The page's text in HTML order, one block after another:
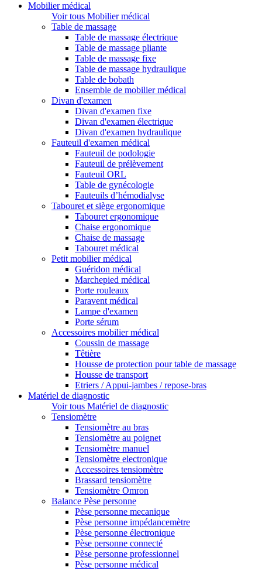
Mobilier médical
Voir tous Mobilier médical
Table de massage
Table de massage électrique
Table de massage pliante
Table de massage fixe
Table de massage hydraulique
Table de bobath
Ensemble de mobilier médical
Divan d'examen
Divan d'examen fixe
Divan d'examen électrique
Divan d'examen hydraulique
Fauteuil d'examen médical
Fauteuil de podologie
Fauteuil de prélèvement
Fauteuil ORL
Table de gynécologie
Fauteuils d’hémodialyse
Tabouret et siège ergonomique
Tabouret ergonomique
Chaise ergonomique
Chaise de massage
Tabouret médical
Petit mobilier médical
Guéridon médical
Marchepied médical
Porte rouleaux
Paravent médical
Lampe d'examen
Porte sérum
Accessoires mobilier médical
Coussin de massage
Têtière
Housse de protection pour table de massage
Housse de transport
Etriers / Appui-jambes / repose-bras
Matériel de diagnostic
Voir tous Matériel de diagnostic
Tensiomètre
Tensiomètre au bras
Tensiomètre au poignet
Tensiomètre manuel
Tensiomètre electronique
Accessoires tensiomètre
Brassard tensiomètre
Tensiomètre Omron
Balance Pèse personne
Pèse personne mecanique
Pèse personne impédancemètre
Pèse personne électronique
Pèse personne connecté
Pèse personne professionnel
Pèse personne médical